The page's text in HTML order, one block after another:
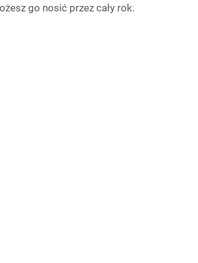
go nosić przez cały rok.